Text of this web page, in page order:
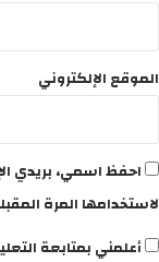
الموقع الإلكتروني
احفظ اسمي، بريدي
لاستخدامها المرة
أعلمني بمتابعة